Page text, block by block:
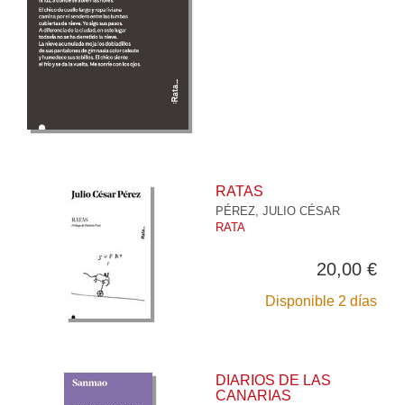
RATAS
PÉREZ, JULIO CÉSAR
RATA
20,00 €
Disponible 2 días
DIARIOS DE LAS
CANARIAS